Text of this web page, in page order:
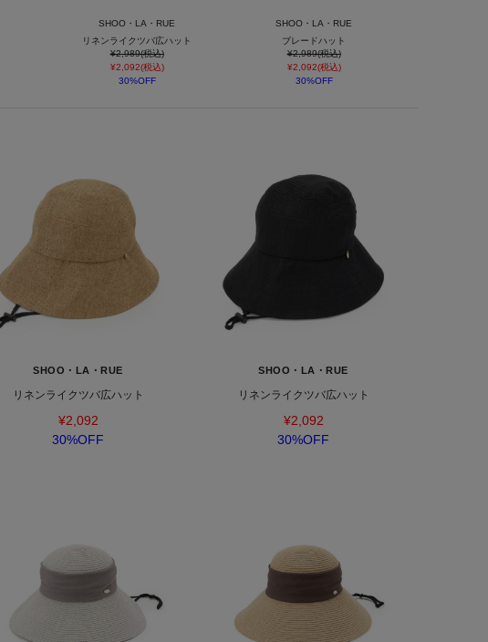
SHOO・LA・RUE
リネンライクツバ広ハット
¥2,989(税込)
¥2,092(税込)
30%OFF
SHOO・LA・RUE
ブレードハット
¥2,989(税込)
¥2,092(税込)
30%OFF
SHOO・LA・RUE
リネンライクツバ広ハット
¥2,092
30%OFF
SHOO・LA・RUE
リネンライクツバ広ハット
¥2,092
30%OFF